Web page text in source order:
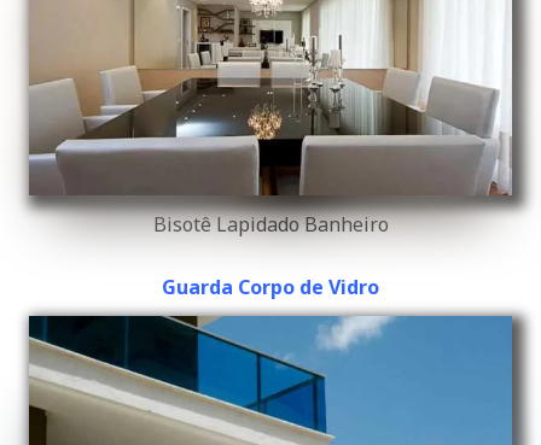
Bisotê Lapidado Banheiro
Guarda Corpo de Vidro